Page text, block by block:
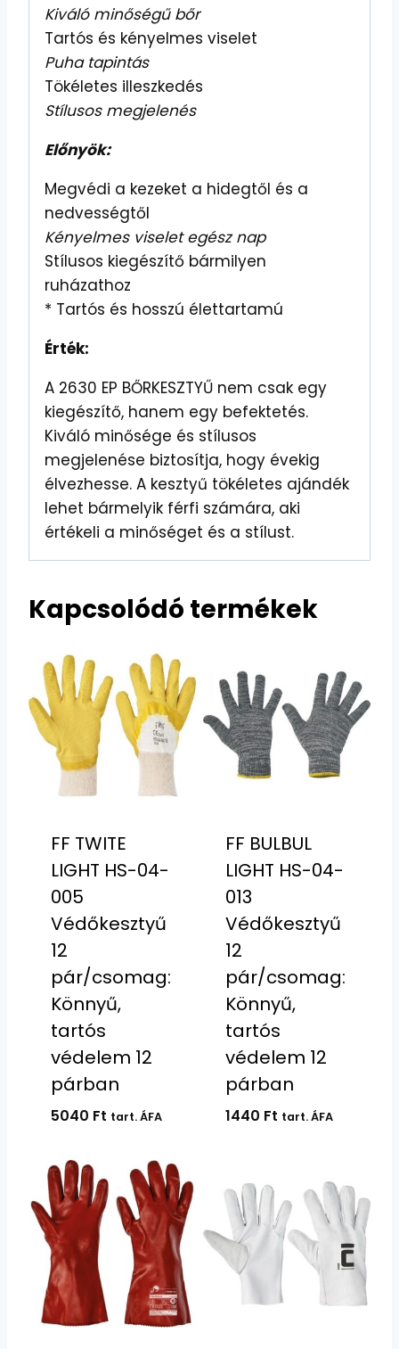
Kiváló minőségű bőr
Tartós és kényelmes viselet
Puha tapintás
Tökéletes illeszkedés
Stílusos megjelenés
Előnyök:
Megvédi a kezeket a hidegtől és a
nedvességtől
Kényelmes viselet egész nap
Stílusos kiegészítő bármilyen
ruházathoz
* Tartós és hosszú élettartamú
Érték:
A 2630 EP BŐRKESZTYŰ nem csak egy
kiegészítő, hanem egy befektetés.
Kiváló minősége és stílusos
megjelenése biztosítja, hogy évekig
élvezhesse. A kesztyű tökéletes ajándék
lehet bármelyik férfi számára, aki
értékeli a minőséget és a stílust.
Kapcsolódó termékek
FF TWITE
LIGHT HS-04-
005
Védőkesztyű
12
pár/csomag:
Könnyű,
tartós
védelem 12
párban
5040 Ft tart. ÁFA
FF BULBUL
LIGHT HS-04-
013
Védőkesztyű
12
pár/csomag:
Könnyű,
tartós
védelem 12
párban
1440 Ft tart. ÁFA